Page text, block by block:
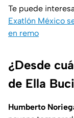
Te puede
Exatlón México
en remo
¿Desde
de Ella
Humberto